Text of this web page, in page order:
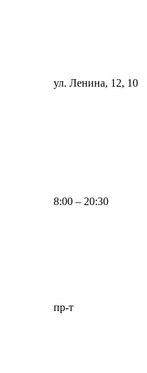
ул. Ленина, 12, 10
8:00 – 20:30
пр-т